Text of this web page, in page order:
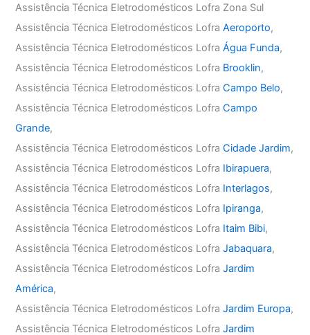
Assistência Técnica Eletrodomésticos Lofra Zona Sul
Assistência Técnica Eletrodomésticos LofraAeroporto,
Assistência Técnica Eletrodomésticos LofraÁgua Funda,
Assistência Técnica Eletrodomésticos Lofra Brooklin,
Assistência Técnica Eletrodomésticos LofraCampo Belo,
Assistência Técnica Eletrodomésticos LofraCampo
Grande,
Assistência Técnica Eletrodomésticos LofraCidade Jardim,
Assistência Técnica Eletrodomésticos Lofra Ibirapuera,
Assistência Técnica Eletrodomésticos Lofra Interlagos,
Assistência Técnica Eletrodomésticos Lofra Ipiranga,
Assistência Técnica Eletrodomésticos Lofra Itaim Bibi,
Assistência Técnica Eletrodomésticos LofraJabaquara,
Assistência Técnica Eletrodomésticos LofraJardim
América,
Assistência Técnica Eletrodomésticos LofraJardim Europa,
Assistência Técnica Eletrodomésticos LofraJardim